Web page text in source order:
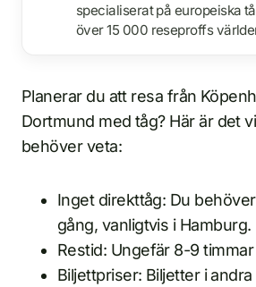
specialiserat på europeiska
över 15 000 reseproffs
Planerar du att resa från
Dortmund med tåg? Här är det
behöver veta:
Inget direkttåg: Du
gång, vanligtvis i Hamburg.
Restid: Ungefär 8-9
Biljettpriser: Biljetter i